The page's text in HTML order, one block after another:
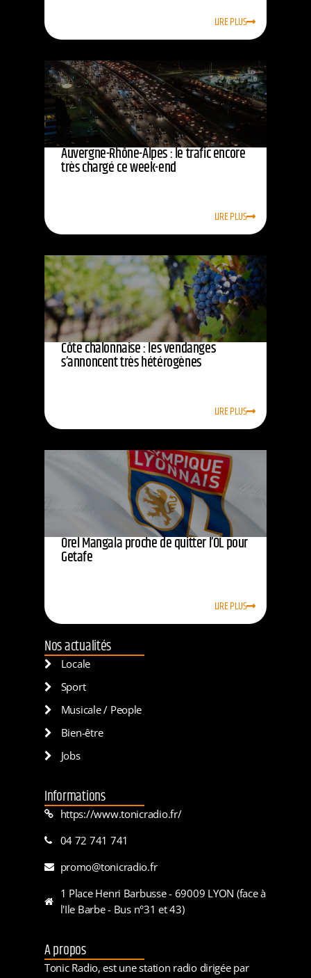
LIRE PLUS
Auvergne-Rhône-Alpes : le trafic encore
très chargé ce week-end
LIRE PLUS
Côte chalonnaise : les vendanges
s’annoncent très hétérogènes
LIRE PLUS
Orel Mangala proche de quitter l’OL pour
Getafe
LIRE PLUS
Nos actualités
Locale
Sport
Musicale / People
Bien-être
Jobs
Informations
https://www.tonicradio.fr/
04 72 741 741
promo@tonicradio.fr
1 Place Henri Barbusse - 69009 LYON (face à
l'Ile Barbe - Bus n°31 et 43)
A propos
Tonic Radio, est une station radio dirigée par